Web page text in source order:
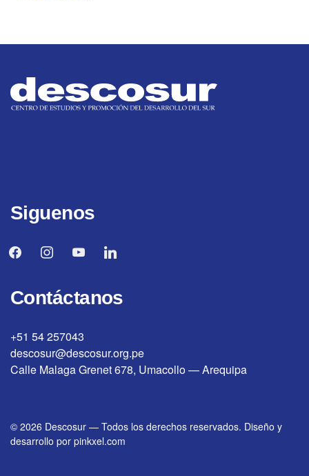
Siguenos
facebookinstagramyoutubelinkedin
Contáctanos
+51 54 257043
descosur@descosur.org.pe
Calle Malaga Grenet 678, Umacollo — Arequipa
© 2026 Descosur — Todos los derechos reservados. Diseño y
desarrollo por pinkxel.com